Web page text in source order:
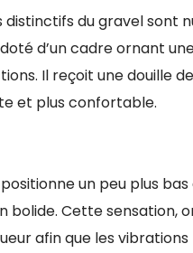
distinctifs du gravel sont
d’un cadre ornant
Il reçoit une douille
et plus confortable.
un peu plus
bolide. Cette sensation,
afin que les